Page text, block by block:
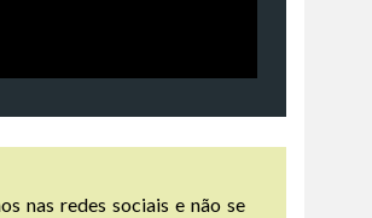
nas redes sociais e não se